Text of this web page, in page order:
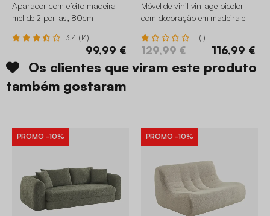
Aparador com efeito madeira
mel de 2 portas, 80cm
3.4 (14)
99,99 €
Móvel de vinil vintage bicolor
com decoração em madeira e
1 (1)
129,99 € 116,99 €
Os clientes que viram este produto
também gostaram
PROMO -10% PROMO -10%